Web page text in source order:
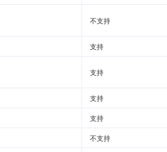
不支持
支持
支持
支持
支持
不支持